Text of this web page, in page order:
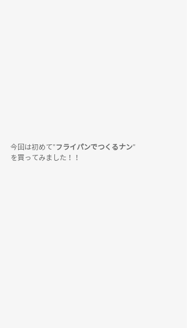
今回は初めて"フライパンでつくるナン"
を買ってみました！！